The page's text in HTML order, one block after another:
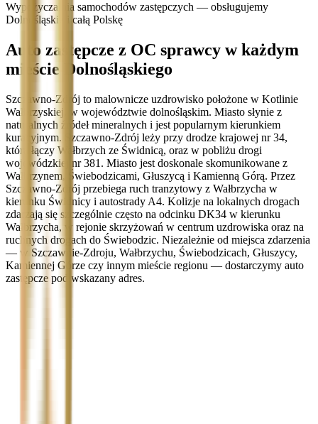
Wypożyczalnia samochodów zastępczych — obsługujemy
Dolnośląskie i całą Polskę
Auto zastępcze z OC sprawcy w każdym
mieście Dolnośląskiego
Szczawno-Zdrój to malownicze uzdrowisko położone w Kotlinie
Wałbrzyskiej, w województwie dolnośląskim. Miasto słynie z
naturalnych źródeł mineralnych i jest popularnym kierunkiem
kuracyjnym. Szczawno-Zdrój leży przy drodze krajowej nr 34,
która łączy Wałbrzych ze Świdnicą, oraz w pobliżu drogi
wojewódzkiej nr 381. Miasto jest doskonale skomunikowane z
Wałbrzynem, Świebodzicami, Głuszycą i Kamienną Górą. Przez
Szczawno-Zdrój przebiega ruch tranzytowy z Wałbrzycha w
kierunku Świdnicy i autostrady A4. Kolizje na lokalnych drogach
zdarzają się szczególnie często na odcinku DK34 w kierunku
Wałbrzycha, w rejonie skrzyżowań w centrum uzdrowiska oraz na
ruchnych drogach do Świebodzic. Niezależnie od miejsca zdarzenia
— w Szczawnie-Zdroju, Wałbrzychu, Świebodzicach, Głuszycy,
Kamiennej Górze czy innym mieście regionu — dostarczymy auto
zastępcze pod wskazany adres.